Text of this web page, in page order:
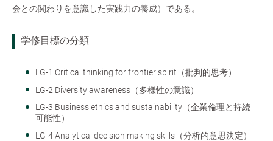
会との関わりを意識した実践力の養成）である。
学修目標の分類
LG-1 Critical thinking for frontier spirit（批判的思考）
LG-2 Diversity awareness（多様性の意識）
LG-3 Business ethics and sustainability（企業倫理と持続
可能性）
LG-4 Analytical decision making skills（分析的意思決定）